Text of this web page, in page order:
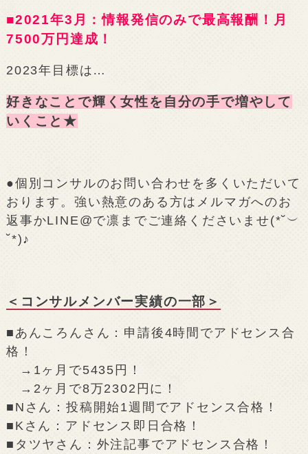
■2021年3月：情報発信のみで最高報酬！月
7500万円達成！
2023年目標は…
好きなことで輝く女性を自分の手で増やして
いくこと★
●個別コンサルのお問い合わせを多くいただいて
おります。強い熱意のある方はメルマガへのお
返事かLINE@で凛までご連絡くださいませ(*˘︶
˘*)♪
＜コンサルメンバー実績の一部＞
■あんころんさん：申請後4時間でアドセンス合
格！
→1ヶ月で5435円！
→2ヶ月で8万2302円に！
■Nさん：投稿開始1週間でアドセンス合格！
■Kさん：アドセンス即日合格！
■タツヤさん：外注記事でアドセンス合格！